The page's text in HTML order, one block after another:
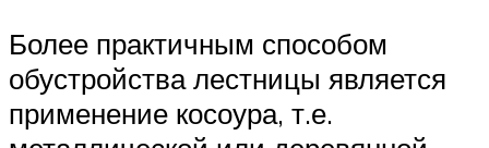
Более практичным способом
обустройства лестницы является
применение косоура, т.е.